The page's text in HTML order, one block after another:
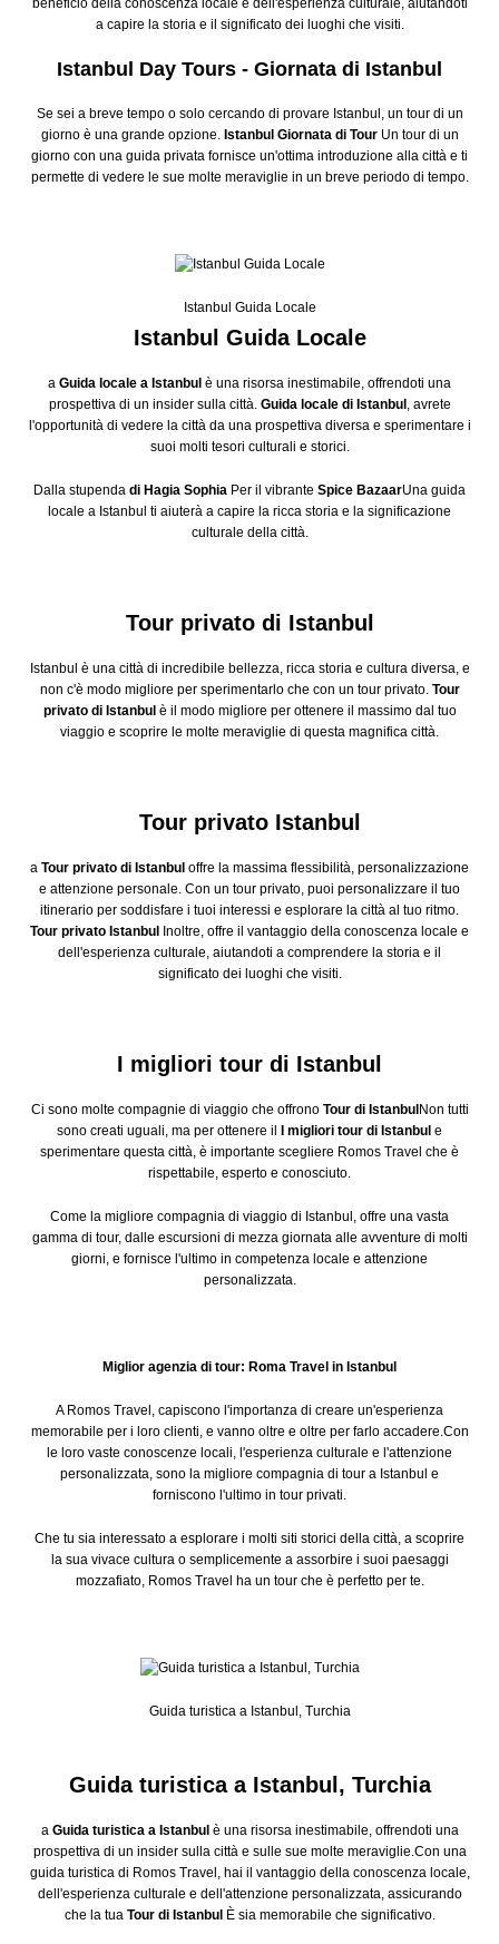
beneficio della conoscenza locale e dell'esperienza culturale, aiutandoti
a capire la storia e il significato dei luoghi che visiti.
Istanbul Day Tours - Giornata di Istanbul
Se sei a breve tempo o solo cercando di provare Istanbul, un tour di un
giorno è una grande opzione. Istanbul Giornata di TourUn tour di un
giorno con una guida privata fornisce un'ottima introduzione alla città e ti
permette di vedere le sue molte meraviglie in un breve periodo di tempo.
Istanbul Guida Locale
Istanbul Guida Locale
a Guida locale a Istanbul è una risorsa inestimabile, offrendoti una
prospettiva di un insider sulla città. Guida locale di Istanbul , avrete
l'opportunità di vedere la città da una prospettiva diversa e sperimentare i
suoi molti tesori culturali e storici.
Dalla stupenda di Hagia Sophia Per il vibrante Spice BazaarUna guida
locale a Istanbul ti aiuterà a capire la ricca storia e la significazione
culturale della città.
Tour privato di Istanbul
Istanbul è una città di incredibile bellezza, ricca storia e cultura diversa, e
non c'è modo migliore per sperimentarlo che con un tour privato. Tour
privato di Istanbul è il modo migliore per ottenere il massimo dal tuo
viaggio e scoprire le molte meraviglie di questa magnifica città.
Tour privato Istanbul
a Tour privato di Istanbul offre la massima flessibilità, personalizzazione
e attenzione personale. Con un tour privato, puoi personalizzare il tuo
itinerario per soddisfare i tuoi interessi e esplorare la città al tuo ritmo.
Tour privato Istanbul
Inoltre, offre il vantaggio della conoscenza locale e
dell'esperienza culturale, aiutandoti a comprendere la storia e il
significato dei luoghi che visiti.
I migliori tour di Istanbul
Ci sono molte compagnie di viaggio che offrono Tour di Istanbul Non tutti
sono creati uguali, ma per ottenere il
I migliori tour di Istanbul e
sperimentare questa città, è importante scegliere Romos Travel che è
rispettabile, esperto e conosciuto.
Come la migliore compagnia di viaggio di Istanbul, offre una vasta
gamma di tour, dalle escursioni di mezza giornata alle avventure di molti
giorni, e fornisce l'ultimo in competenza locale e attenzione
personalizzata.
Miglior agenzia di tour: Roma Travel in Istanbul
A Romos Travel, capiscono l'importanza di creare un'esperienza
memorabile per i loro clienti, e vanno oltre e oltre per farlo accadere.Con
le loro vaste conoscenze locali, l'esperienza culturale e l'attenzione
personalizzata, sono la migliore compagnia di tour a Istanbul e
forniscono l'ultimo in tour privati.
Che tu sia interessato a esplorare i molti siti storici della città, a scoprire
la sua vivace cultura o semplicemente a assorbire i suoi paesaggi
mozzafiato, Romos Travel ha un tour che è perfetto per te.
Guida turistica a Istanbul, Turchia
Guida turistica a Istanbul, Turchia
a Guida turistica a Istanbul è una risorsa inestimabile, offrendoti una
prospettiva di un insider sulla città e sulle sue molte meraviglie.Con una
guida turistica di Romos Travel, hai il vantaggio della conoscenza locale,
dell'esperienza culturale e dell'attenzione personalizzata, assicurando
che la tua Tour di Istanbul È sia memorabile che significativo.